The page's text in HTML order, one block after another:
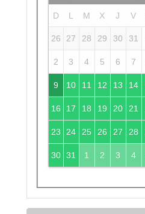
D L M X J V
26 27 28 29 30 31
2 3 4 5 6 7
9 10 11 12 13 14
16 17 18 19 20 21
23 24 25 26 27 28
30 31 1 2 3 4